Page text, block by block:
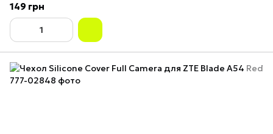
149 грн